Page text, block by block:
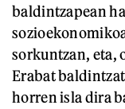
baldintzapean
sorkuntzan, eta,
Erabat
horren isla dira